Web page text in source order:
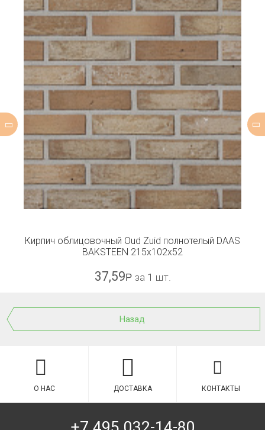
Кирпич облицовочный Oud Zuid полнотелый DAAS
BAKSTEEN 215x102x52
37,59Р за 1 шт.
Назад
О НАС ДОСТАВКА КОНТАКТЫ